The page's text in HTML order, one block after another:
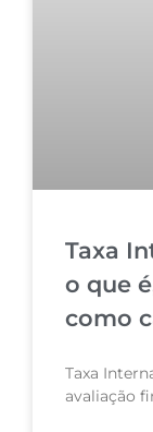
Taxa
o que
como
Taxa
avaliação